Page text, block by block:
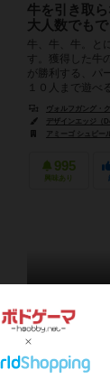
ハンス イム
牛を引き取ら
大人数でも
牛、牛、牛。と
す。獲得した牛
が勝利する、パ
１０人まで遊べ
ヴォルフガング・
デザインエッジ（
アミーゴ シュピー
995
興味あり